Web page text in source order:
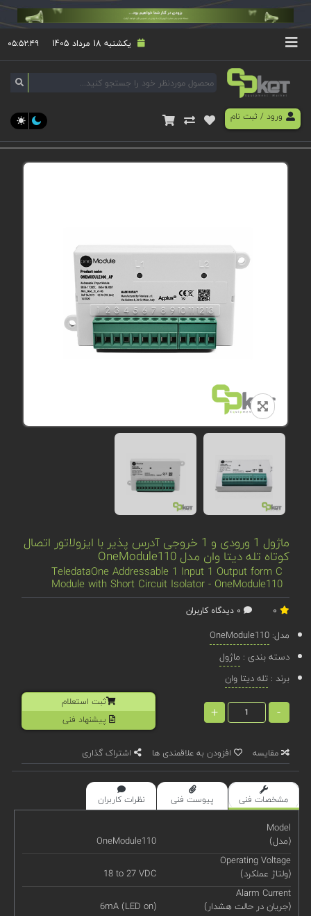
یکشنبه 18 مرداد 1405 ۰۵:۵۲:۵۰
ورود/ ثبت نام
ماژول 1 ورودی و 1 خروجی آدرس پذیر با ایزولاتور اتصال
کوتاه تله دیتا وان مدل OneModule110
TeledataOne Addressable 1 Input 1 Output form C
Module with Short Circuit Isolator - OneModule110
مدل:OneModule110
دسته بندی : ماژول
برند :تله دیتا وان
-
+
ثبت استعلام
پیشنهاد فنی
مقایسه افزودن به علاقمندی ها اشتراک گذاری
مشخصات فنی پیوست فنی نظرات کاربران
Model
(مدل)
OneModule110
Operating Voltage
(ولتاژ عملکرد)
18 to 27 VDC
Alarm Current
(جریان در حالت هشدار)
6mA (LED on)